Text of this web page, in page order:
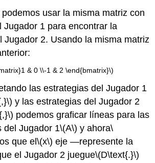
usar la misma matriz con
Jugador 1 para encontrar la
Jugador 2. Usando la misma matriz
& 0 \\-1 & 2 \end{bmatrix}\)
las estrategias del Jugador 1
y las estrategias del Jugador 2
podemos graficar líneas para las
del Jugador 1\(A\) y ahora\
que el\(x\) eje —represente la
el Jugador 2 juegue\(D\text{.}\)